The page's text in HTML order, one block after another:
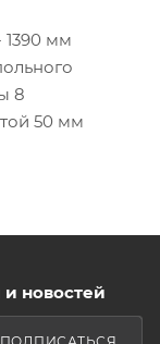
1390 мм
8
50 мм
новостей